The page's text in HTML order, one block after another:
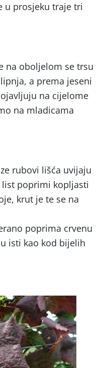
u prosjeku traje tri
na oboljelom se trsu
a prema jeseni
na cijelome
na mladicama
rubovi lišća uvijaju
poprimi kopljasti
krut je te se na
poprima crvenu
isti kao kod bijelih